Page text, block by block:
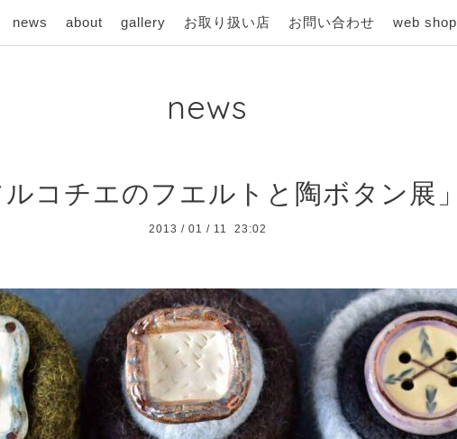
news about gallery お取り扱い店 お問い合わせ web shop
news
ルコチエのフエルトと陶ボタン展」
2013 / 01 / 11 23:02